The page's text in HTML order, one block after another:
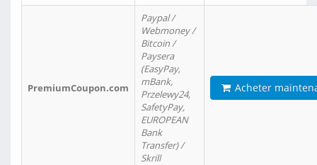
PremiumCoupon.com
Paypal /
Webmoney /
Bitcoin /
Paysera
(EasyPay,
mBank,
Przelewy24,
SafetyPay,
EUROPEAN
Bank
Transfer) /
Skrill
Acheter